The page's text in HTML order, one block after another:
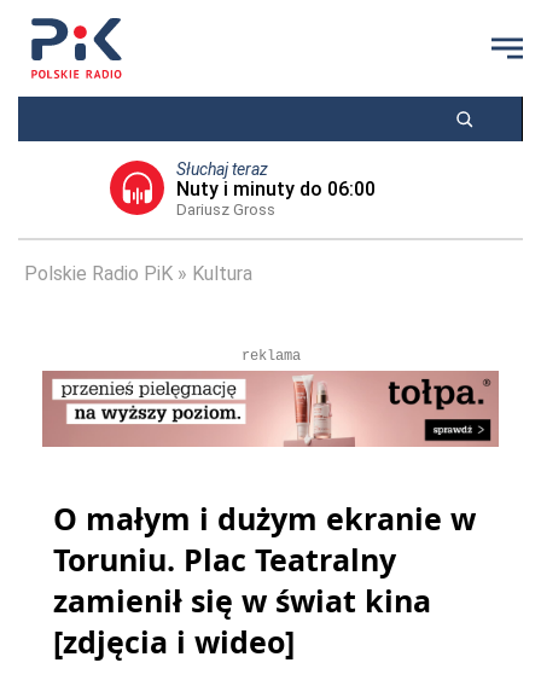
Słuchaj teraz
Nuty i minuty do 06:00
Dariusz Gross
Polskie Radio PiK Kultura
reklama
O małym i dużym ekranie w
Toruniu. Plac Teatralny
zamienił się w świat kina
[zdjęcia i wideo]